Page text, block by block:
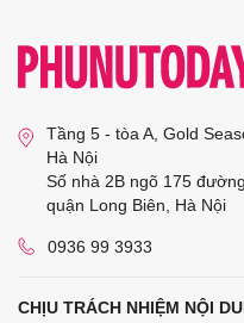
Tầng 5 - tòa A, Gold
Hà Nội
Số nhà 2B ngõ 175
quận Long Biên, Hà Nội
0936 99 3933
CHỊU TRÁCH NHIỆM NỘI